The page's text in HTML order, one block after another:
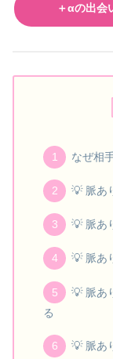
＋αの出会
なぜ相
💡 脈あ
💡 脈あ
💡 脈あ
💡 脈あ
る
💡 脈あ